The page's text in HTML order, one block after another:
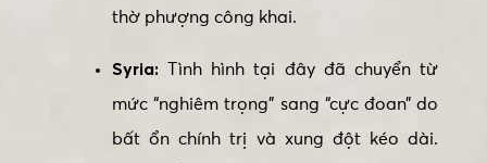
thờ phượng công khai.
Syria: Tình hình tại đây đã chuyển từ
mức “nghiêm trọng” sang “cực đoan” do
bất ổn chính trị và xung đột kéo dài.